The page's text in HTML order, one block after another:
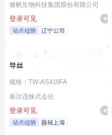
健帆生物科技集团股份有限公司
登录可见
站点经销 辽宁公司
导丝
规格：TW-AS418FA
泰尔茂株式会社
登录可见
站点经销 器械上海